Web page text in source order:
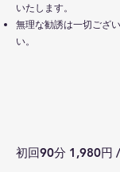
いたします。
無理な勧誘は一切ござ
い。
初回90分 1,980円